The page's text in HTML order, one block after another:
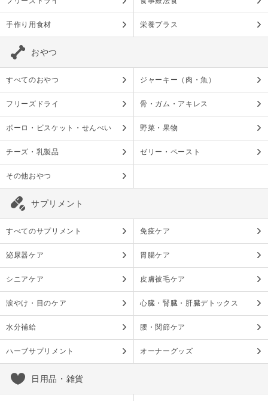
手作り用食材 栄養プラス
おやつ
すべてのおやつ ジャーキー（肉・魚）
フリーズドライ 骨・ガム・アキレス
ボーロ・ビスケット・せんべい 野菜・果物
チーズ・乳製品 ゼリー・ペースト
その他おやつ
サプリメント
すべてのサプリメント 免疫ケア
泌尿器ケア 胃腸ケア
シニアケア 皮膚被毛ケア
涙やけ・目のケア 心臓・腎臓・肝臓デトックス
水分補給 腰・関節ケア
ハーブサプリメント オーナーグッズ
日用品・雑貨